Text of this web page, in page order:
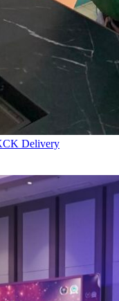
Delivery